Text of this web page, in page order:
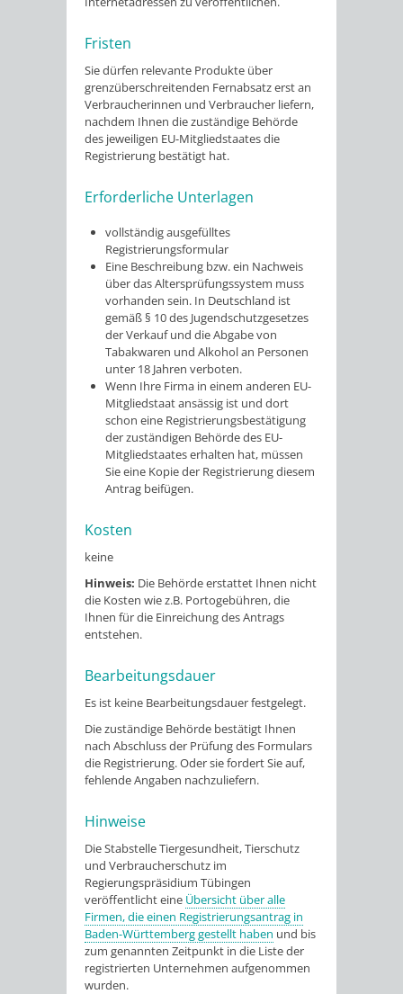
Fristen
Sie dürfen relevante Produkte über
grenzüberschreitenden Fernabsatz erst an
Verbraucherinnen und Verbraucher liefern,
nachdem Ihnen die zuständige Behörde
des jeweiligen EU-Mitgliedstaates die
Registrierung bestätigt hat.
Erforderliche Unterlagen
vollständig ausgefülltes
Registrierungsformular
Eine Beschreibung bzw. ein Nachweis
über das Altersprüfungssystem muss
vorhanden sein. In Deutschland ist
gemäß § 10 des Jugendschutzgesetzes
der Verkauf und die Abgabe von
Tabakwaren und Alkohol an Personen
unter 18 Jahren verboten.
Wenn Ihre Firma in einem anderen EU-
Mitgliedstaat ansässig ist und dort
schon eine Registrierungsbestätigung
der zuständigen Behörde des EU-
Mitgliedstaates erhalten hat, müssen
Sie eine Kopie der Registrierung diesem
Antrag beifügen.
Kosten
keine
Hinweis: Die Behörde erstattet Ihnen nicht
die Kosten wie z.B. Portogebühren, die
Ihnen für die Einreichung des Antrags
entstehen.
Bearbeitungsdauer
Es ist keine Bearbeitungsdauer festgelegt.
Die zuständige Behörde bestätigt Ihnen
nach Abschluss der Prüfung des Formulars
die Registrierung. Oder sie fordert Sie auf,
fehlende Angaben nachzuliefern.
Hinweise
Die StabstelleTiergesundheit, Tierschutz
und Verbraucherschutz im
Regierungspräsidium Tübingen
veröffentlicht eine Übersicht über alle
Firmen, die einen Registrierungsantrag in
Baden-Württemberg gestellt haben und bis
zum genannten Zeitpunkt in die Liste der
registrierten Unternehmen aufgenommen
wurden.